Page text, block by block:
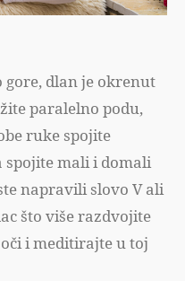
dlan je okrenut
paralelno podu,
ruke spojite
spojite mali i domali
napravili slovo V ali
što više razdvojite
i meditirajte u toj